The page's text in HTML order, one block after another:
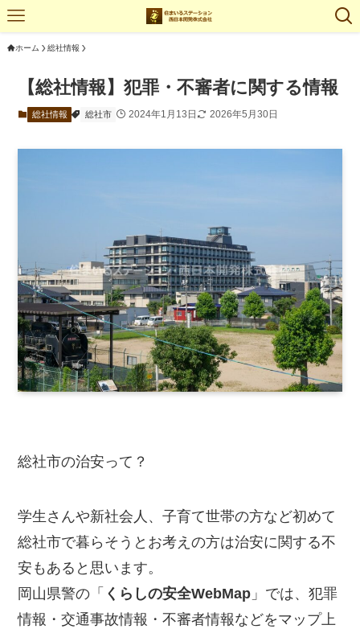
ホーム 総社情報
【総社情報】犯罪・不審者に関する情報
総社情報 総社市 2024年1月13日 2026年5月30日
総社市の治安って？
学生さんや新社会人、子育て世帯の方など初めて
総社市で暮らそうとお考えの方は治安に関する不
安もあると思います。
岡山県警の「 くらしの安全WebMap 」では、犯罪
情報・交通事故情報・不審者情報などをマップ上